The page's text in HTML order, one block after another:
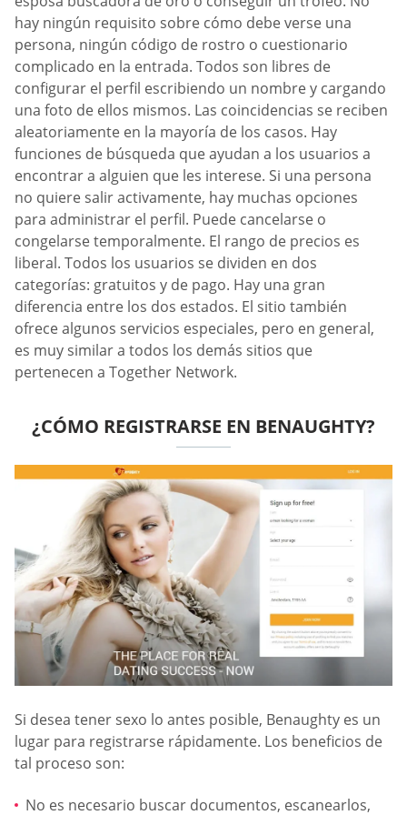
hay ningún requisito sobre cómo debe verse una
persona, ningún código de rostro o cuestionario
complicado en la entrada. Todos son libres de
configurar el perfil escribiendo un nombre y cargando
una foto de ellos mismos. Las coincidencias se reciben
aleatoriamente en la mayoría de los casos. Hay
funciones de búsqueda que ayudan a los usuarios a
encontrar a alguien que les interese. Si una persona
no quiere salir activamente, hay muchas opciones
para administrar el perfil. Puede cancelarse o
congelarse temporalmente. El rango de precios es
liberal. Todos los usuarios se dividen en dos
categorías: gratuitos y de pago. Hay una gran
diferencia entre los dos estados. El sitio también
ofrece algunos servicios especiales, pero en general,
es muy similar a todos los demás sitios que
pertenecen a Together Network.
¿CÓMO REGISTRARSE EN BENAUGHTY?
Si desea tener sexo lo antes posible, Benaughty es un
lugar para registrarse rápidamente. Los beneficios de
tal proceso son:
No es necesario buscar documentos, escanearlos,